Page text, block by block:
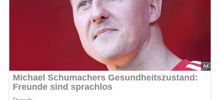
Verwende fettarme Mayonnaise, um den Fettgehalt zu
reduzieren. Die Gewürzgurken liefern Ballaststoffe, die für
eine ausgewogene Ernährung gut sind. Dazu passt
frisches Vollkornbrot.
Rezepttipps:Der Herrensalat lässt sich auch gut mit
einem Spritzer Zitronensaft oder einer Prise